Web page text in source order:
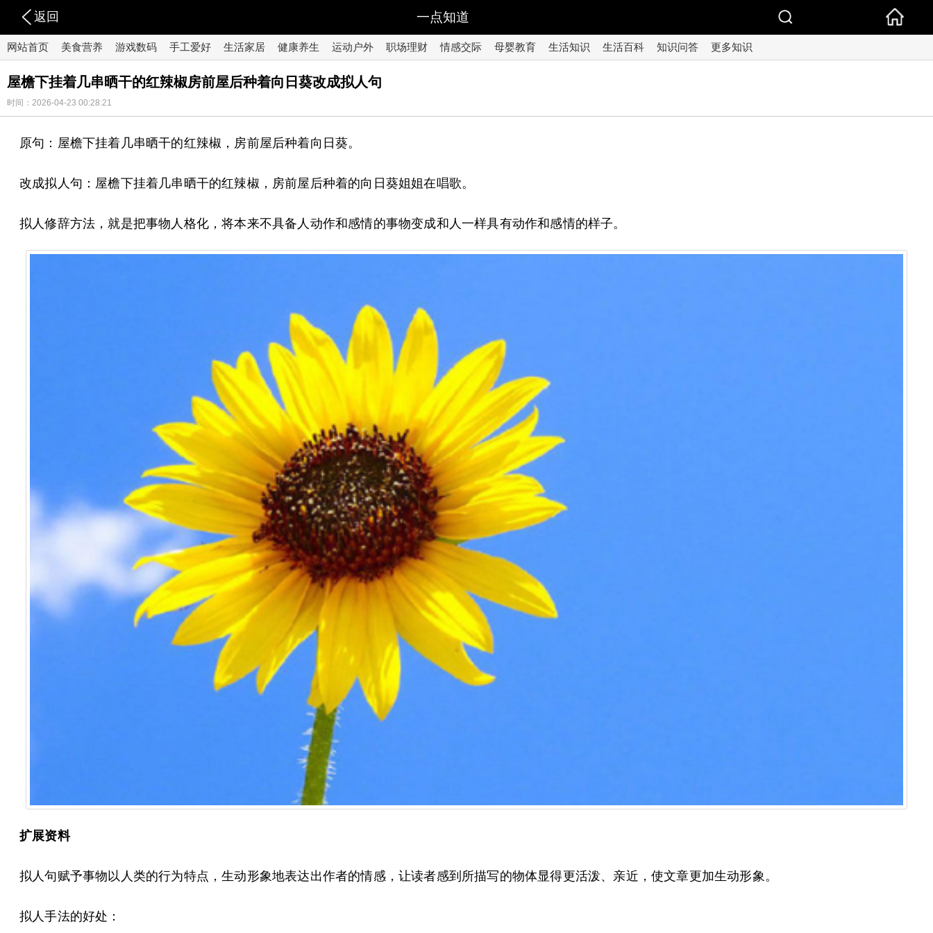
返回 一点知道
网站首页 美食营养 游戏数码 手工爱好 生活家居 健康养生 运动户外 职场理财 情感交际 母婴教育 生活知识 生活百科 知识问答 更多知识
屋檐下挂着几串晒干的红辣椒房前屋后种着向日葵改成拟人句
时间：2026-04-23 00:28:21
原句：屋檐下挂着几串晒干的红辣椒，房前屋后种着向日葵。
改成拟人句：屋檐下挂着几串晒干的红辣椒，房前屋后种着的向日葵姐姐在唱歌。
拟人修辞方法，就是把事物人格化，将本来不具备人动作和感情的事物变成和人一样具有动作和感情的样子。
扩展资料
拟人句赋予事物以人类的行为特点，生动形象地表达出作者的情感，让读者感到所描写的物体显得更活泼、亲近，使文章更加生动形象。
拟人手法的好处：